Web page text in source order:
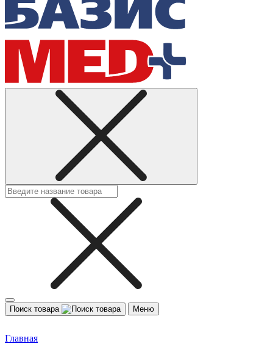
Поиск товара Меню
Главная